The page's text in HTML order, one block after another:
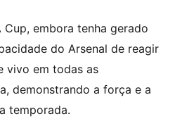
embora tenha gerado
do Arsenal de reagir
vivo em todas as
demonstrando a força e a
temporada.